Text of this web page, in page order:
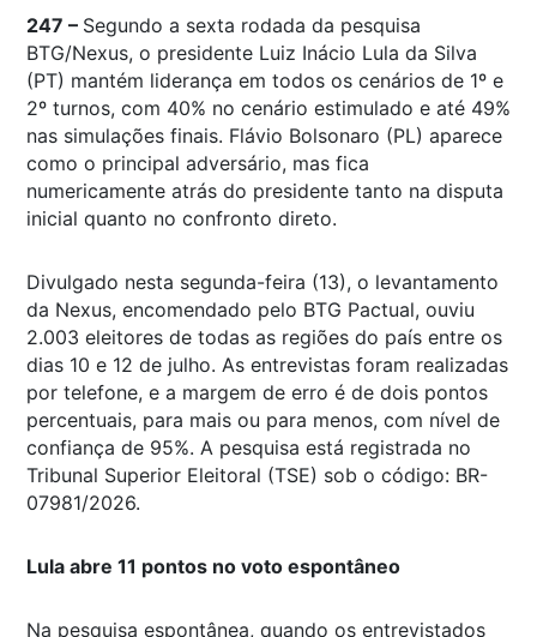
247 – Segundo a sexta rodada da pesquisa
BTG/Nexus, o presidente Luiz Inácio Lula da Silva
(PT) mantém liderança em todos os cenários de 1º e
2º turnos, com 40% no cenário estimulado e até 49%
nas simulações finais. Flávio Bolsonaro (PL) aparece
como o principal adversário, mas fica
numericamente atrás do presidente tanto na disputa
inicial quanto no confronto direto.
Divulgado nesta segunda-feira (13), o levantamento
da Nexus, encomendado pelo BTG Pactual, ouviu
2.003 eleitores de todas as regiões do país entre os
dias 10 e 12 de julho. As entrevistas foram realizadas
por telefone, e a margem de erro é de dois pontos
percentuais, para mais ou para menos, com nível de
confiança de 95%. A pesquisa está registrada no
Tribunal Superior Eleitoral (TSE) sob o código: BR-
07981/2026.
Lula abre 11 pontos no voto espontâneo
Na pesquisa espontânea, quando os entrevistados